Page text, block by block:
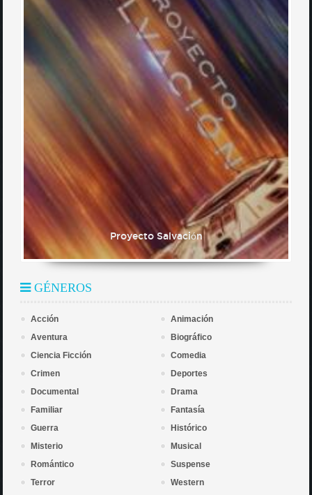
Proyecto Salvación
GÉNEROS
Acción
Animación
Aventura
Biográfico
Ciencia Ficción
Comedia
Crimen
Deportes
Documental
Drama
Familiar
Fantasía
Guerra
Histórico
Misterio
Musical
Romántico
Suspense
Terror
Western